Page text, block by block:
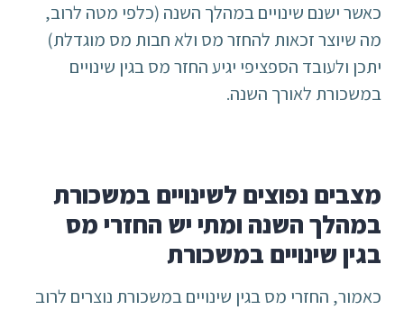
כאשר ישנם שינויים במהלך השנה (כלפי מטה לרוב,
מה שיוצר זכאות להחזר מס ולא חבות מס מוגדלת)
יתכן ולעובד הספציפי יגיע החזר מס בגין שינויים
במשכורת לאורך השנה.
מצבים נפוצים לשינויים במשכורת
במהלך השנה ומתי יש החזרי מס
בגין שינויים במשכורת
כאמור, החזרי מס בגין שינויים במשכורת נוצרים לרוב